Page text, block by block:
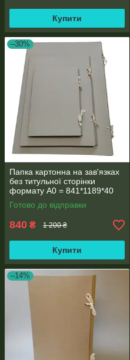
Купити
–30%
Папка картонна на зав'язках
без титульної сторінки
формату А0 = 841*1189*40
мм
Готово до відправки
840 ₴ 1 200 ₴
Купити
–14%